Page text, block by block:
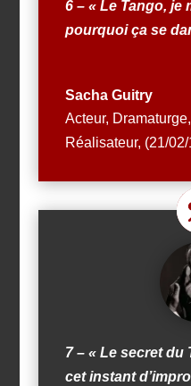
6 – « Le Tango, je
pourquoi ça se
Sacha Guitry
Acteur,
Réalisateur, (21/
7 – « Le secret du
cet instant